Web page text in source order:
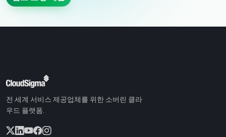
전 세계 서비스 제공업체를 위한 소버린 클라
우드 플랫폼.